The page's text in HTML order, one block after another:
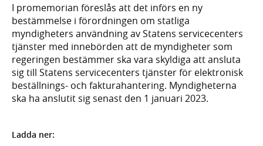
I promemorian föreslås att det införs en ny
bestämmelse i förordningen om statliga
myndigheters användning av Statens servicecenters
tjänster med innebörden att de myndigheter som
regeringen bestämmer ska vara skyldiga att ansluta
sig till Statens servicecenters tjänster för elektronisk
beställnings- och fakturahantering. Myndigheterna
ska ha anslutit sig senast den 1 januari 2023.
Ladda ner: